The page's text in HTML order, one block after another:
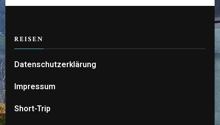
REISEN
Datenschutzerklärung
Impressum
Short-Trip